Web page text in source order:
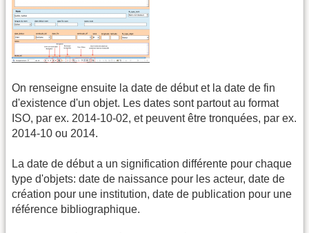
On renseigne ensuite la date de début et la date de fin
d'existence d'un objet. Les dates sont partout au format
ISO, par ex. 2014-10-02, et peuvent être tronquées, par ex.
2014-10 ou 2014.
La date de début a un signification différente pour chaque
type d'objets: date de naissance pour les acteur, date de
création pour une institution, date de publication pour une
référence bibliographique.